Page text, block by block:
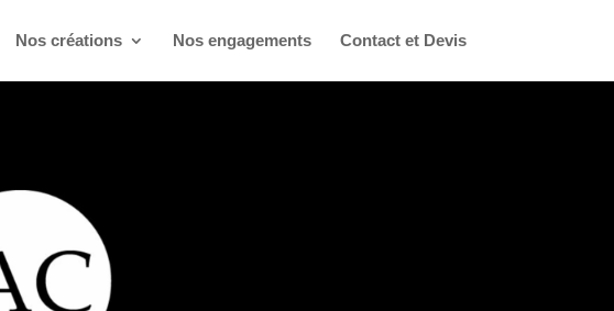
Nos créations Nos engagements Contact et Devis